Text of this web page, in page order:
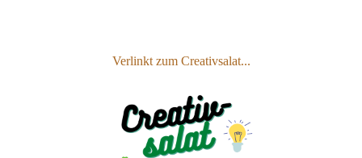
Verlinkt zum Creativsalat...